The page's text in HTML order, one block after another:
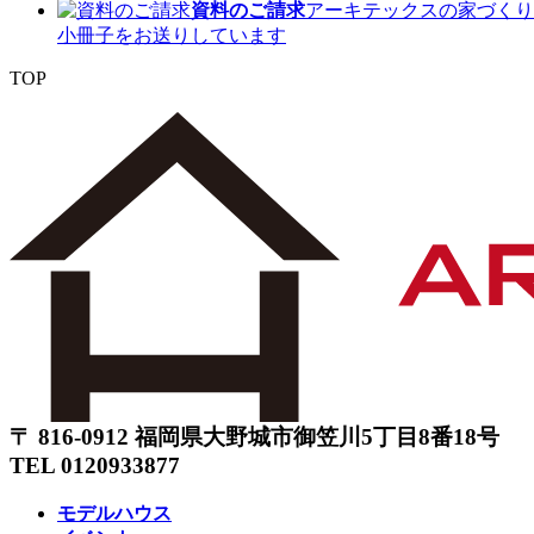
資料のご請求アーキテックスの家づく
小冊子をお送りしています
TOP
〒 816-0912 福岡県大野城市御笠川5丁目8番18号
TEL 0120933877
モデルハウス